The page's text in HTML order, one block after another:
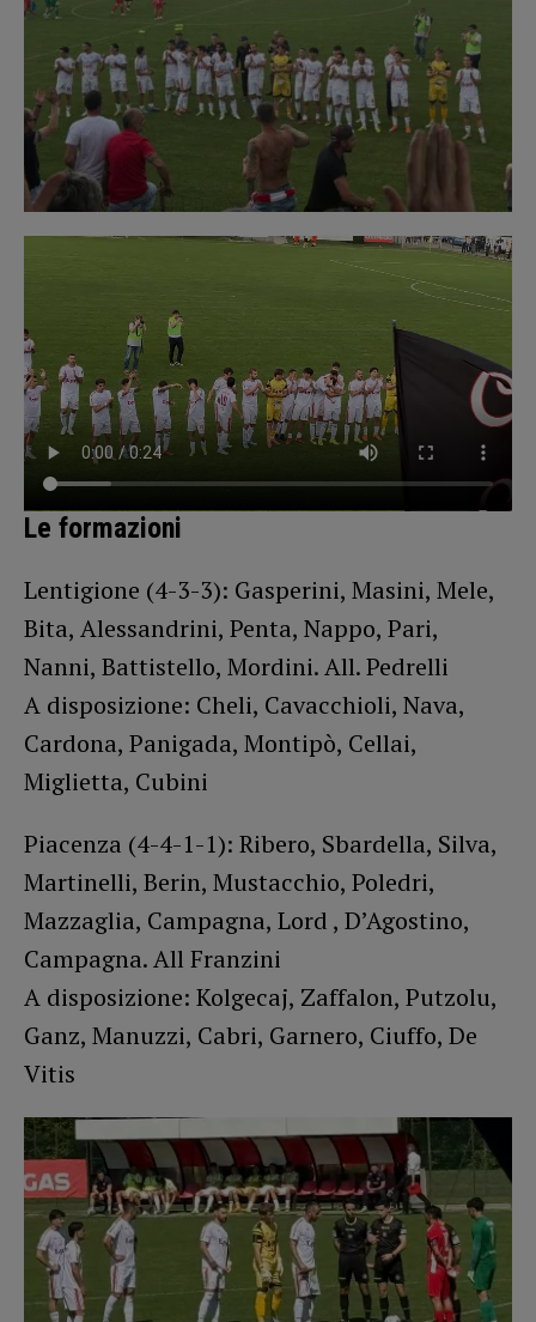
Le formazioni
Lentigione (4-3-3): Gasperini, Masini, Mele,
Bita, Alessandrini, Penta, Nappo, Pari,
Nanni, Battistello, Mordini. All. Pedrelli
A disposizione: Cheli, Cavacchioli, Nava,
Cardona, Panigada, Montipò, Cellai,
Miglietta, Cubini
Piacenza (4-4-1-1): Ribero, Sbardella, Silva,
Martinelli, Berin, Mustacchio, Poledri,
Mazzaglia, Campagna, Lord , D’Agostino,
Campagna. All Franzini
A disposizione: Kolgecaj, Zaffalon, Putzolu,
Ganz, Manuzzi, Cabri, Garnero, Ciuffo, De
Vitis